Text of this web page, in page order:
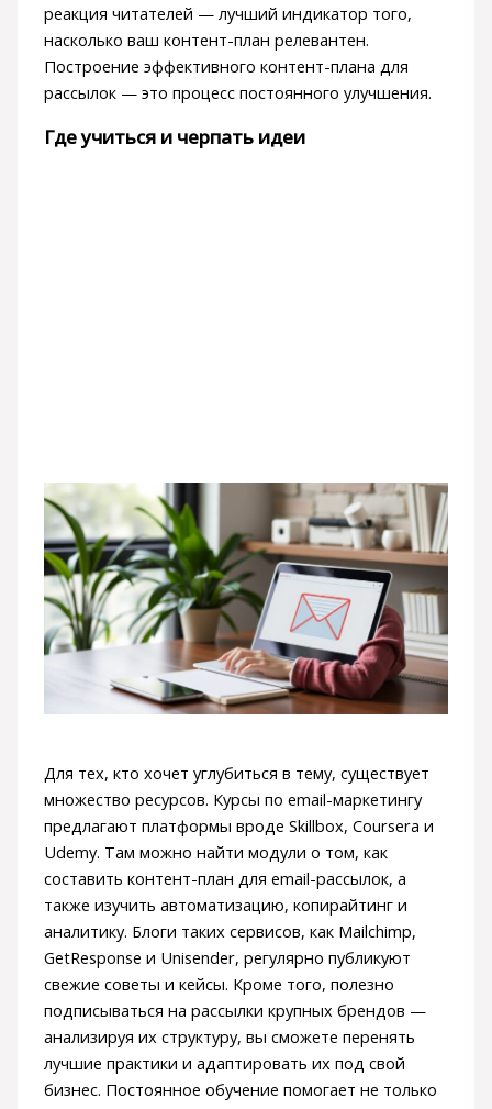
реакция читателей — лучший индикатор того,
насколько ваш контент-план релевантен.
Построение эффективного контент-плана для
рассылок — это процесс постоянного улучшения.
Где учиться и черпать идеи
Для тех, кто хочет углубиться в тему, существует
множество ресурсов. Курсы по email-маркетингу
предлагают платформы вроде Skillbox, Coursera и
Udemy. Там можно найти модули о том, как
составить контент-план для email-рассылок, а
также изучить автоматизацию, копирайтинг и
аналитику. Блоги таких сервисов, как Mailchimp,
GetResponse и Unisender, регулярно публикуют
свежие советы и кейсы. Кроме того, полезно
подписываться на рассылки крупных брендов —
анализируя их структуру, вы сможете перенять
лучшие практики и адаптировать их под свой
бизнес. Постоянное обучение помогает не только